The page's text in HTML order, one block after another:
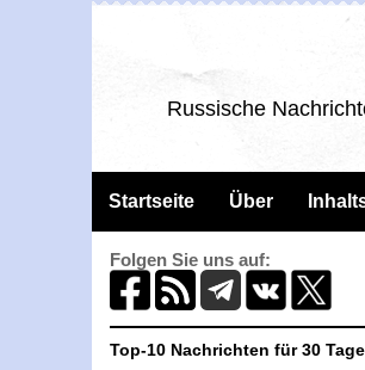
Russische
Startseite Über
Folgen Sie uns auf:
Top-10 Nachrichten für 30 Tage